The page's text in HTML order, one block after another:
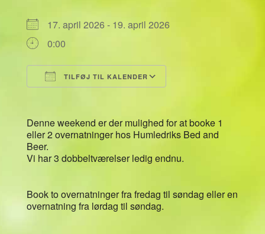
17. april 2026 - 19. april 2026
0:00
TILFØJ TIL KALENDER
Denne weekend er der mulighed for at booke 1
eller 2 overnatninger hos Humledriks Bed and
Beer.
Vi har 3 dobbeltværelser ledig endnu.
Book to overnatninger fra fredag til søndag eller en
overnatning fra lørdag til søndag.